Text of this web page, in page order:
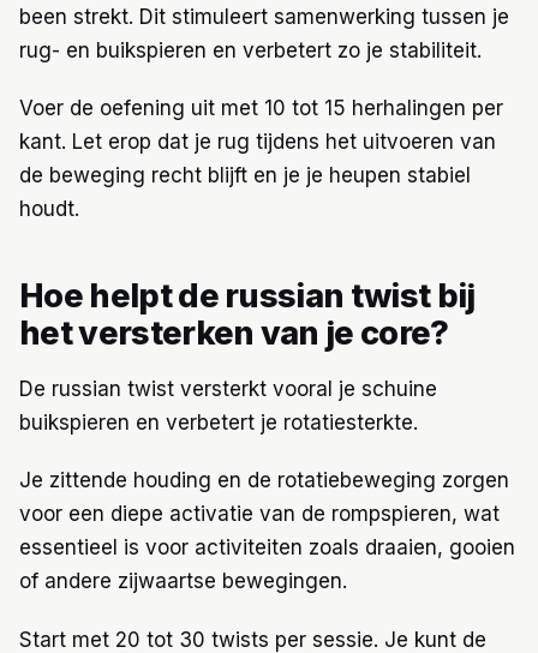
been strekt. Dit stimuleert samenwerking tussen je
rug- en buikspieren en verbetert zo je stabiliteit.
Voer de oefening uit met 10 tot 15 herhalingen per
kant. Let erop dat je rug tijdens het uitvoeren van
de beweging recht blijft en je je heupen stabiel
houdt.
Hoe helpt de russian twist bij
het versterken van je core?
De russian twist versterkt vooral je schuine
buikspieren en verbetert je rotatiesterkte.
Je zittende houding en de rotatiebeweging zorgen
voor een diepe activatie van de rompspieren, wat
essentieel is voor activiteiten zoals draaien, gooien
of andere zijwaartse bewegingen.
Start met 20 tot 30 twists per sessie. Je kunt de